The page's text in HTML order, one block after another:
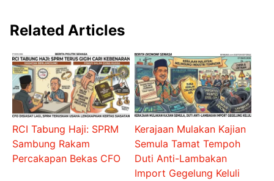
Related Articles
RCI Tabung Haji: SPRM
Sambung Rakam
Percakapan Bekas CFO
Kerajaan Mulakan Kajian
Semula Tamat Tempoh
Duti Anti-Lambakan
Import Gegelung Keluli